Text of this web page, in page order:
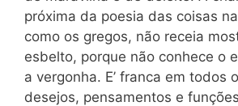
próxima da poesia das coisas
como os gregos, não receia
esbelto, porque não conhece o
a vergonha. E’ franca em todos
desejos, pensamentos e